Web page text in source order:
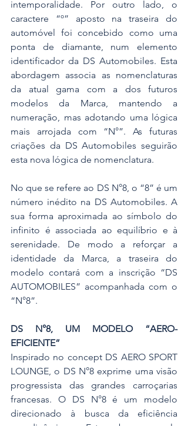
intemporalidade. Por outro lado, o
caractere “º” aposto na traseira do
automóvel foi concebido como uma
ponta de diamante, num elemento
identificador da DS Automobiles. Esta
abordagem associa as nomenclaturas
da atual gama com a dos futuros
modelos da Marca, mantendo a
numeração, mas adotando uma lógica
mais arrojada com “N°”. As futuras
criações da DS Automobiles seguirão
esta nova lógica de nomenclatura.
No que se refere ao DS N°8, o “8” é um
número inédito na DS Automobiles. A
sua forma aproximada ao símbolo do
infinito é associada ao equilíbrio e à
serenidade. De modo a reforçar a
identidade da Marca, a traseira do
modelo contará com a inscrição “DS
AUTOMOBILES” acompanhada com o
“N°8”.
DS N°8, UM MODELO “AERO-
EFICIENTE”
Inspirado no concept DS AERO SPORT
LOUNGE, o DS N°8 exprime uma visão
progressista das grandes carroçarias
francesas. O DS N°8 é um modelo
direcionado à busca da eficiência